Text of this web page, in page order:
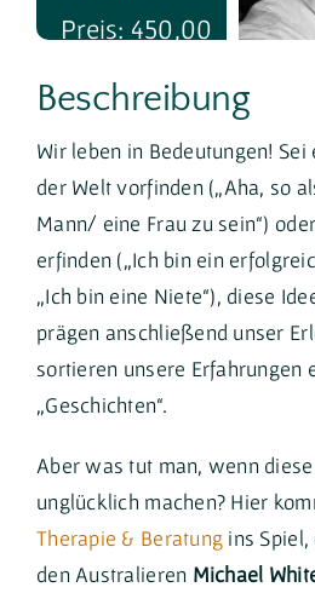
Preis: 450,00
€ - 499,00 €
Trainer*in: Jan Müller
Beschreibung
Wir leben in Bedeutungen!
der Welt vorfinden („Aha, so
Mann/ eine Frau zu sein“)
erfinden („Ich bin ein
„Ich bin eine Niete“), diese
prägen anschließend unser
sortieren unsere Erfahrungen
„Geschichten“.
Aber was tut man, wenn
unglücklich machen? Hier
Therapie & Beratung ins
den Australieren Michael